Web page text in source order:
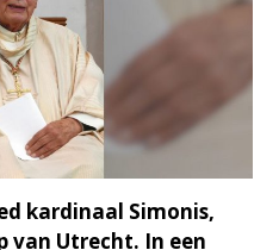
kardinaal Simonis,
van Utrecht. In een